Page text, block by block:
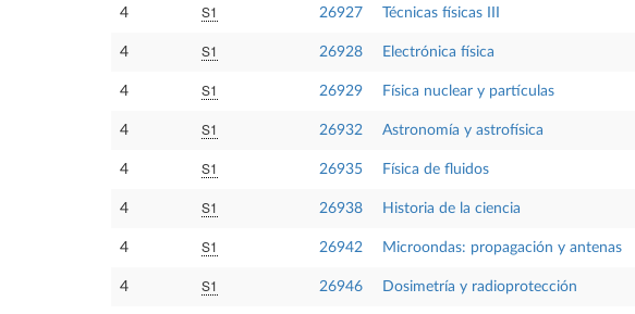
4 S1 26927 Técnicas físicas III
4 S1 26928 Electrónica física
4 S1 26929 Física nuclear y partículas
4 S1 26932 Astronomía y astrofísica
4 S1 26935 Física de fluidos
4 S1 26938 Historia de la ciencia
4 S1 26942 Microondas: propagación y antenas
4 S1 26946 Dosimetría y radioprotección